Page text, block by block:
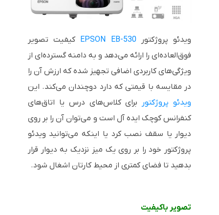
ویدئو پروژکتورEPSON EB-530 کیفیت تصویر
فوق‌العاده‌ای را ارائه می‌دهد و به دامنه گسترده‌ای از
ویژگی‌های کاربردی اضافی تجهیز شده که ارزش آن را
در مقایسه با قیمتی که دارد دوچندان می‌کند. این
ویدئو پروژکتور
برای کلاس‌های درس یا اتاق‌های
کنفرانس کوچک ایده آل است و می‌توان آن را بر روی
دیوار یا سقف نصب کرد یا اینکه می‌توانید ویدئو
پروژکتور خود را بر روی یک میز نزدیک به دیوار قرار
بدهید تا فضای کمتری از محیط کارتان اشغال شود.
تصویر باکیفیت